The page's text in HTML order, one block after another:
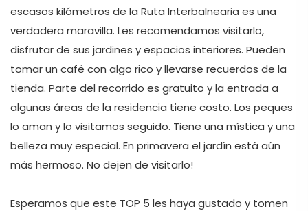
escasos kilómetros de la Ruta Interbalnearia es una
verdadera maravilla. Les recomendamos visitarlo,
disfrutar de sus jardines y espacios interiores. Pueden
tomar un café con algo rico y llevarse recuerdos de la
tienda. Parte del recorrido es gratuito y la entrada a
algunas áreas de la residencia tiene costo. Los peques
lo aman y lo visitamos seguido. Tiene una mística y una
belleza muy especial. En primavera el jardín está aún
más hermoso. No dejen de visitarlo!
Esperamos que este TOP 5 les haya gustado y tomen